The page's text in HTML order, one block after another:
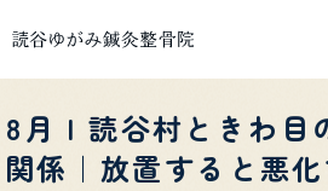
8月 | 読谷村ときわ目
関係｜放置すると悪